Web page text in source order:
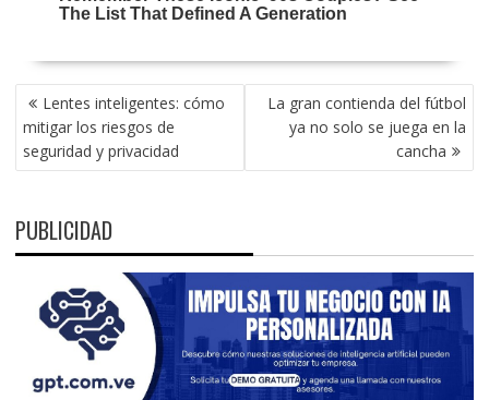
NAVEGACIÓN
DE
ENTRADAS
Lentes inteligentes: cómo
mitigar los riesgos de
seguridad y privacidad
La gran contienda del fútbol
ya no solo se juega en la
cancha
PUBLICIDAD